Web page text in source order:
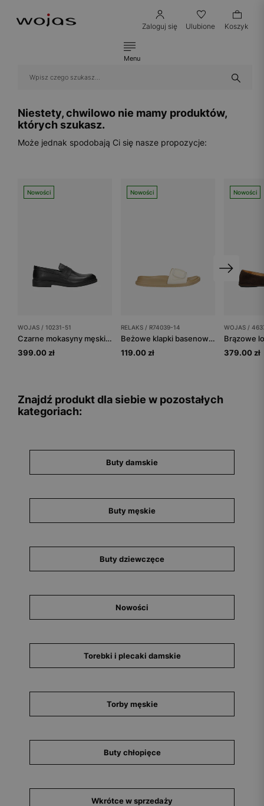
Zaloguj się Ulubione Koszyk
Menu
Niestety, chwilowo nie mamy produktów,
których szukasz.
Może jednak spodobają Ci się nasze propozycje:
Nowości
WOJAS / 10231-51
Czarne mokasyny męskie skórzane
399.00 zł
Nowości
RELAKS / R74039-14
Beżowe klapki basenowe z klamrą RELAKS
119.00 zł
Nowości
WOJAS /
379.00 zł
Znajdź produkt dla siebie w pozostałych
kategoriach:
Buty damskie
Buty męskie
Buty dziewczęce
Nowości
Torebki i plecaki damskie
Torby męskie
Buty chłopięce
Wkrótce w sprzedaży